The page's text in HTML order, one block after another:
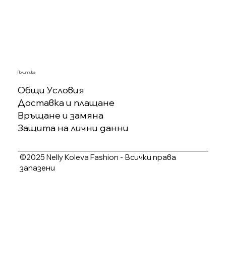
Политика
Общи Условия
Доставка и плащане
Връщане и замяна
Защита на лични данни
©2025 Nelly Koleva Fashion - Всички права
запазени